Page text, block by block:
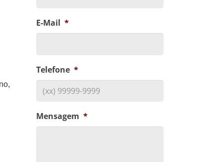
E-Mail *
Telefone *
Mensagem *